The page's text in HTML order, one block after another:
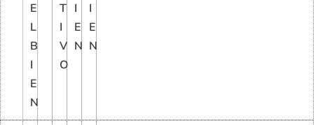
E
L
B
I
E
N
T
I
V
O
I
E
N
I
E
N